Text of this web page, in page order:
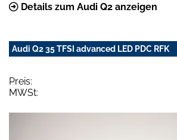
Details zum Audi Q2 anzeigen
Audi Q2 35 TFSI advanced LED PDC RFK
Preis:
MWSt: